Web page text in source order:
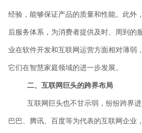
经验，能够保证产品的质量和性能。此外
后服务体系，为消费者提供及时、周到的
业在软件开发和互联网运营方面相对薄弱
它们在智慧家庭领域的进一步发展。
二、互联网巨头的跨界布局
互联网巨头也不甘示弱，纷纷跨界
巴巴、腾讯、百度等为代表的互联网企业